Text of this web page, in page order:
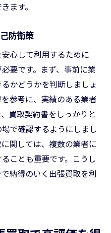
ます。
防衛策
心して利用するために
要です。まず、事前に業
かどうかを判断しましょ
参考に、実績のある業者
買取契約書をしっかりと
で確認するようにしまし
関しては、複数の業者に
ことも重要です。こうし
納得のいく出張買取を利